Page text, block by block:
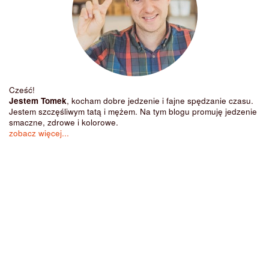
Cześć!
Jestem Tomek, kocham dobre jedzenie i fajne spędzanie czasu.
Jestem szczęśliwym tatą i mężem. Na tym blogu promuję jedzenie
smaczne, zdrowe i kolorowe.
zobacz więcej...